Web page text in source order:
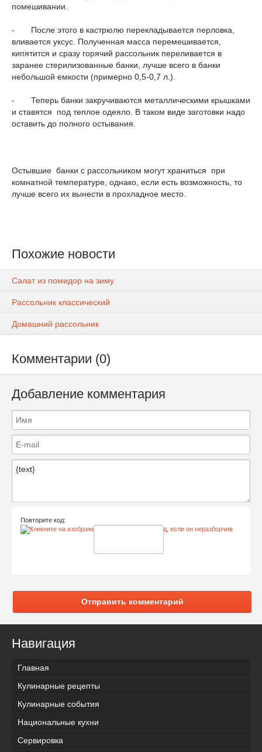
помешивании.
- После этого в кастрюлю перекладывается перловка,
вливается уксус. Полученная масса перемешивается,
кипятится и сразу горячий рассольник переливается в
заранее стерилизованные банки, лучше всего в банки
небольшой емкости (примерно 0,5-0,7 л.).
- Теперь банки закручиваются металлическими крышками
и ставятся под теплое одеяло. В таком виде заготовки надо
оставить до полного остывания.
Остывшие банки с рассольником могут храниться при
комнатной температуре, однако, если есть возможность, то
лучше всего их вынести в прохладное место.
Похожие новости
Салат из помидор на зиму
Рассольник классический
Домашний рассольник
Комментарии (0)
Добавление комментария
Повторите код:
Отправить комментарий
Навигация
Главная
Кулинарные рецепты
Кулинарные события
Национальные кухни
Сервировка